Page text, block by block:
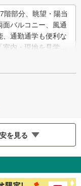
階部分、眺望・陽当
バルコニー、風通
、通勤通学も便利な
内・現地を見学す
ーして…
を見る
％